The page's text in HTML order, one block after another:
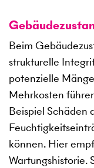
Beim
strukturelle
potenzielle
Mehrkosten
Beispiel Schäden
können. Hier
Wartungshistorie.